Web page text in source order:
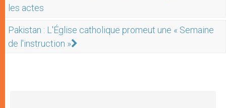
les actes
Pakistan : L'Église catholique promeut une « Semaine
de l'instruction »